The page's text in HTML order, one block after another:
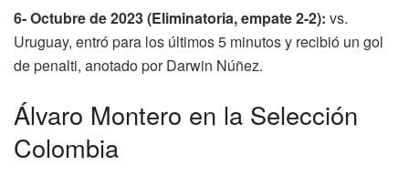
6- Octubre de 2023 (Eliminatoria, empate 2-2): vs.
Uruguay, entró para los últimos 5 minutos y recibió un gol
de penalti, anotado por Darwin Núñez.
Álvaro Montero en la Selección
Colombia